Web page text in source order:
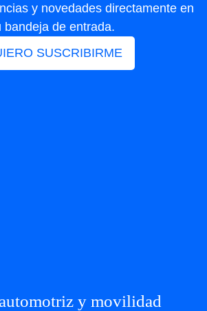
y novedades directamente en
bandeja de entrada.
SUSCRIBIRME
y movilidad